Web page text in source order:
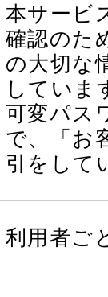
本サービ
確認のた
の大切な
していま
可変パス
で、「お
引をして
利用者ご